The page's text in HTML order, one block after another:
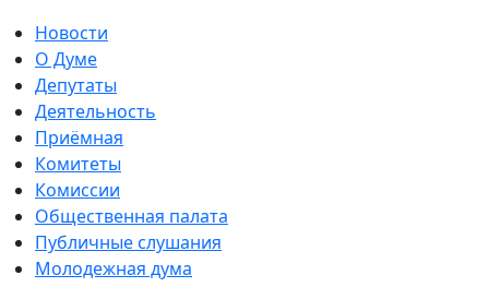
Новости
О Думе
Депутаты
Деятельность
Приёмная
Комитеты
Комиссии
Общественная палата
Публичные слушания
Молодежная дума